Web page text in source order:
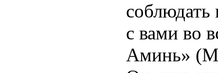
соблюдать
с вами во
Аминь»